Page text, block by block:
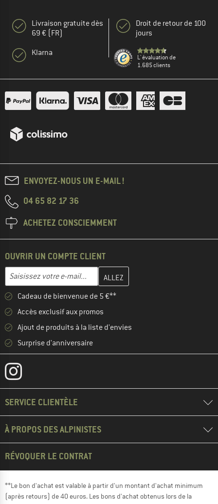
Livraison gratuite dès
69 € (FR)
Klarna
Droit de retour de 100
jours
L' évaluation de
1.685 clients
ENVOYEZ-NOUS UN E-MAIL !
04 65 82 17 36
ACHETEZ CONSCIEMMENT
OUVRIR UN COMPTE CLIENT
Adresse e-mail
Entrez votre adresse e-mail ici et créez votre compte client à la
Cadeau de bienvenue de 5 €**
Accès exclusif aux promos
Ajout de produits à la liste d'envies
Surprise d'anniversaire
SERVICE CLIENTÈLE
À PROPOS DES ALPINISTES
RÉVOQUER LE CONTRAT
**Le bon d'achat est valable à partir d'un montant d'achat minimum
(après retours) de 40 euros. Les bons d'achat obtenus lors de la